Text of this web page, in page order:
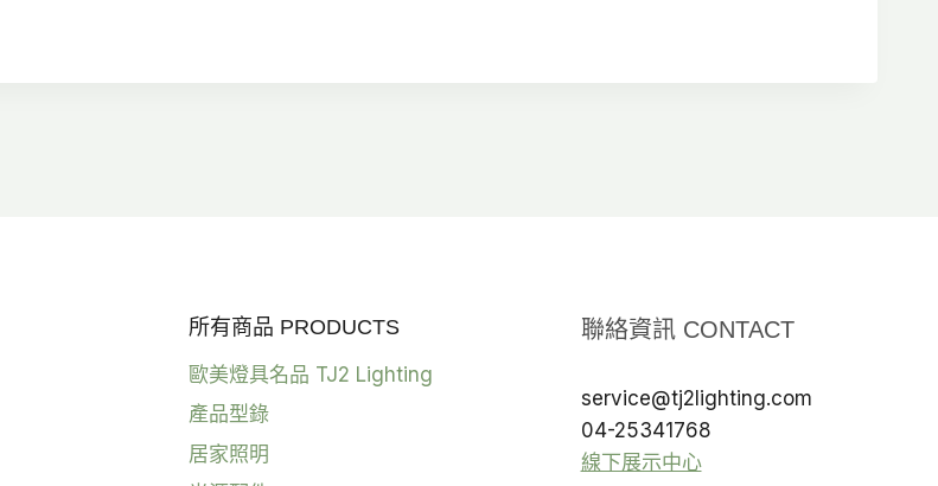
所有商品 PRODUCTS
歐美燈具名品 TJ2 Lighting
產品型錄
居家照明
聯絡資訊 CONTACT
service@tj2lighting.com
04-25341768
線下展示中心